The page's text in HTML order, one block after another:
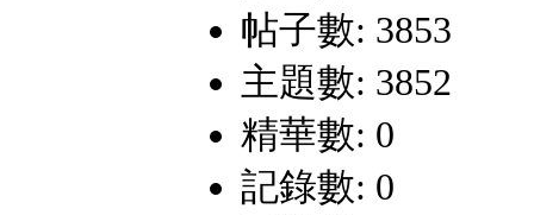
帖子數: 3853
主題數: 3852
精華數: 0
記錄數: 0